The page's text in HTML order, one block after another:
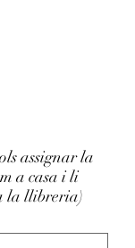
assignar la
a casa i li
la llibreria)